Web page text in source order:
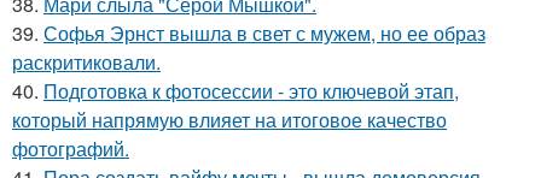
39. Софья Эрнст вышла в свет с мужем, но ее образ
раскритиковали.
40. Подготовка к фотосессии - это ключевой этап,
который напрямую влияет на итоговое качество
фотографий.